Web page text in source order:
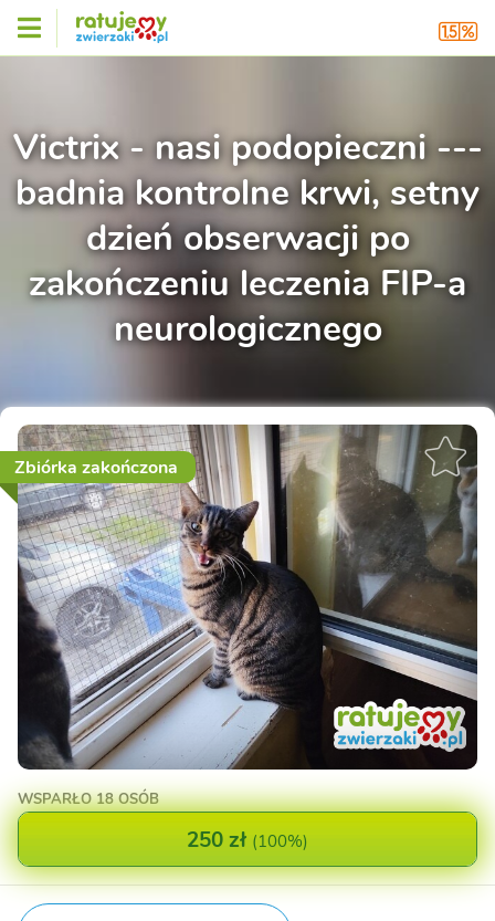
Victrix - nasi podopieczni ---
badnia kontrolne krwi, setny
dzień obserwacji po
zakończeniu leczenia FIP-a
neurologicznego
Zbiórka zakończona
WSPARŁO18 OSÓB
250 zł (100%)